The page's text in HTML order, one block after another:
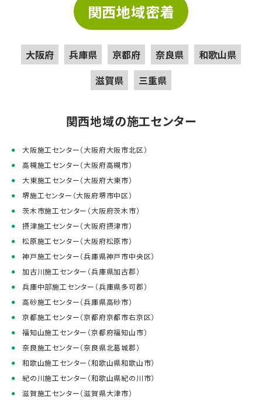
関西地域密着
大阪府 兵庫県 京都府 奈良県
和歌山県
滋賀県
三重県
関西地域の施工センター
大阪施工センター（大阪府大阪市北区）
高槻施工センター（大阪府高槻市）
大東施工センター（大阪府大東市）
堺施工センター（大阪府堺市中区）
茨木市施工センター（大阪府茨木市）
摂津施工センター（大阪府摂津市）
松原施工センター（大阪府松原市）
神戸施工センター（兵庫県神戸市中央区）
加古川施工センター（兵庫県加古郡）
兵庫中部施工センター（兵庫県多可郡）
高砂施工センター（兵庫県高砂市）
京都施工センター（京都府京都市右京区）
福知山施工センター（京都府福知山市）
奈良施工センター（奈良県北葛城郡）
和歌山施工センター（和歌山県和歌山市）
紀の川施工センター（和歌山県紀の川市）
滋賀施工センター（滋賀県大津市）